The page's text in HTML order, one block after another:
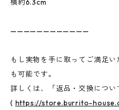
横約6.3cm
————————————
もし実物を手に取ってご満足
も可能です。
詳しくは、「返品・交換につい
( https://store.burrito-